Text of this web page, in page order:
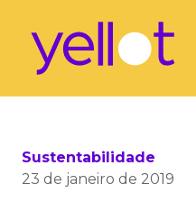
Sustentabilidade
23 de janeiro de 2019